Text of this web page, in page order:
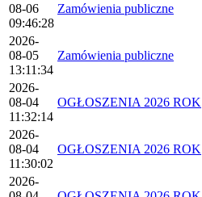
08-06
09:46:28
Zamówienia publiczne
2026-
08-05
13:11:34
Zamówienia publiczne
2026-
08-04
11:32:14
OGŁOSZENIA 2026 ROK
2026-
08-04
11:30:02
OGŁOSZENIA 2026 ROK
2026-